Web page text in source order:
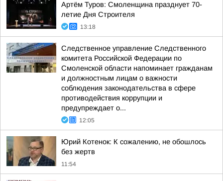
Артём Туров: Смоленщина празднует 70-
летие Дня Строителя
13:18
Следственное управление Следственного
комитета Российской Федерации по
Смоленской области напоминает гражданам
и должностным лицам о важности
соблюдения законодательства в сфере
противодействия коррупции и
предупреждает о...
12:05
Юрий Котенок: К сожалению, не обошлось
без жертв
11:54